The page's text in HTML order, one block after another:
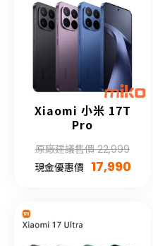
Xiaomi 小米 17T
Pro
原廠建議售價 22,999
現金優惠價 17,990